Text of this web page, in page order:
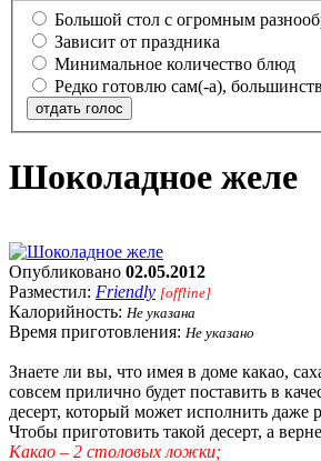
Большой стол с огромным
Зависит от праздника
Минимальное количество блюд
Редко готовлю сам(-а),
отдать голос
Шоколадное желе
Опубликовано 02.05.2012
Разместил: Friendly [offline]
Калорийность: Не указана
Время приготовления: Не указано
Знаете ли вы, что имея в доме какао,
совсем прилично будет поставить в
десерт, который может исполнить даже
Чтобы приготовить такой десерт, а
Какао – 2 столовых ложки;